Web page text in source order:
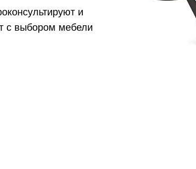
и
с выбором мебели